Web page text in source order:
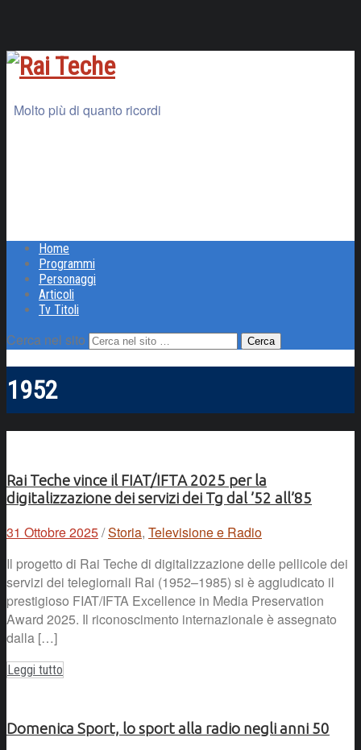
Molto più di quanto ricordi
Home
Programmi
Personaggi
Articoli
Tv Titoli
Cerca nel sito
1952
Rai Teche vince il FIAT/IFTA 2025 per la
digitalizzazione dei servizi dei Tg dal ’52 all’85
31 Ottobre 2025/Storia, Televisione e Radio
Il progetto di Rai Teche di digitalizzazione delle pellicole dei
servizi dei telegiornali Rai (1952–1985) si è aggiudicato il
prestigioso FIAT/IFTA Excellence in Media Preservation
Award 2025. Il riconoscimento internazionale è assegnato
dalla […]
Leggi tutto
Domenica Sport, lo sport alla radio negli anni 50